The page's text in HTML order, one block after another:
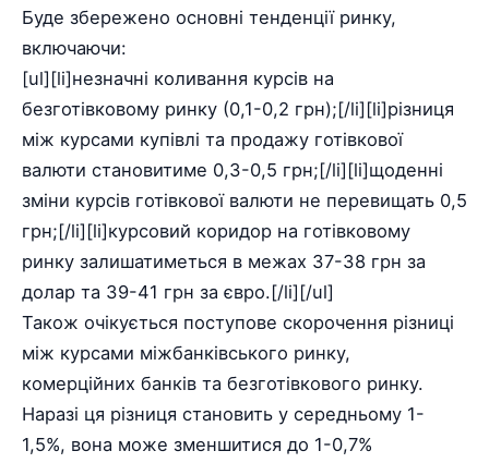
Буде збережено основні тенденції ринку,
включаючи:
[ul][li]незначні коливання курсів на
безготівковому ринку (0,1-0,2 грн);[/li][li]різниця
між курсами купівлі та продажу готівкової
валюти становитиме 0,3-0,5 грн;[/li][li]щоденні
зміни курсів готівкової валюти не перевищать 0,5
грн;[/li][li]курсовий коридор на готівковому
ринку залишатиметься в межах 37-38 грн за
долар та 39-41 грн за євро.[/li][/ul]
Також очікується поступове скорочення різниці
між курсами міжбанківського ринку,
комерційних банків та безготівкового ринку.
Наразі ця різниця становить у середньому 1-
1,5%, вона може зменшитися до 1-0,7%